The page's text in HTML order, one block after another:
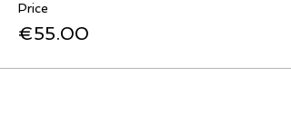
Price
€55.00